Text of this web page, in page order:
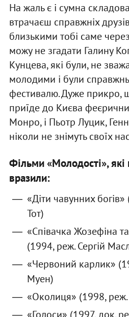
На жаль є і сумна
втрачаєш справжніх
близькими тобі саме
можу не згадати Галину
Кунцева, які були, не
молодими і були
фестивалю. Дуже прикро,
приїде до Києва
Монро, і Пьотр Луцик,
ніколи не знімуть своїх
Фільми «Молодості»,
вразили:
«Діти чавунних
Тот)
«Співачка Жозефіна
(1994, реж. Сергій
«Червоний карлик»
Муен)
«Околиця» (1998,
«Голоси» (1997, док.